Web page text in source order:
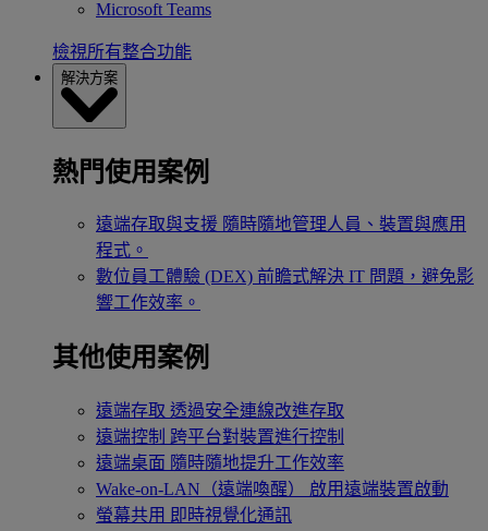
Microsoft Teams
檢視所有整合功能
解決方案
熱門使用案例
遠端存取與支援 隨時隨地管理人員、裝置與應用
程式。
數位員工體驗 (DEX) 前瞻式解決 IT 問題，避免影
響工作效率。
其他使用案例
遠端存取 透過安全連線改進存取
遠端控制 跨平台對裝置進行控制
遠端桌面 隨時隨地提升工作效率
Wake-on-LAN（遠端喚醒）
啟用遠端裝置啟動
螢幕共用 即時視覺化通訊